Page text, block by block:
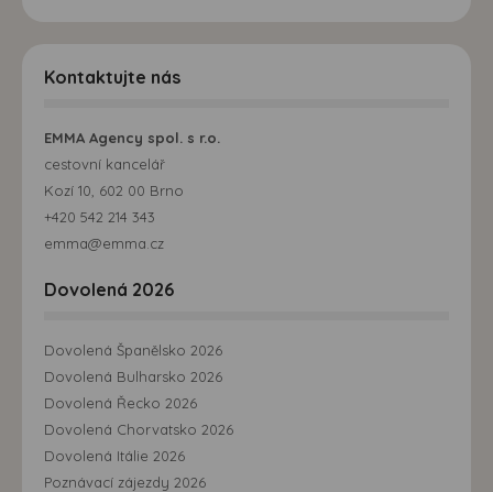
Kontaktujte nás
EMMA Agency spol. s r.o.
cestovní kancelář
Kozí 10, 602 00 Brno
+420 542 214 343
emma@emma.cz
Dovolená 2026
Dovolená Španělsko 2026
Dovolená Bulharsko 2026
Dovolená Řecko 2026
Dovolená Chorvatsko 2026
Dovolená Itálie 2026
Poznávací zájezdy 2026